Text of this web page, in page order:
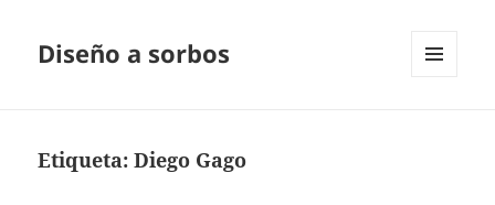
Diseño a sorbos
Etiqueta:Diego Gago